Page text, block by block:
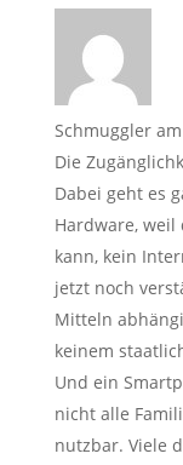
Schmuggler
Die
Dabei geht es
Hardware, weil
kann, kein
jetzt noch
Mitteln
keinem
Und ein
nicht alle
nutzbar. Viele